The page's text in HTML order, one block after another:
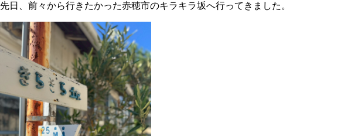
先日、前々から行きたかった赤穂市のキラキラ坂へ行ってきました。